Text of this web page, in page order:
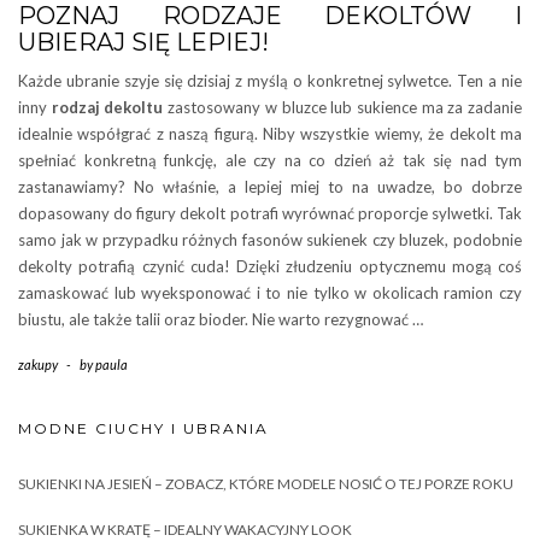
POZNAJ RODZAJE DEKOLTÓW I
UBIERAJ SIĘ LEPIEJ!
Każde ubranie szyje się dzisiaj z myślą o konkretnej sylwetce. Ten a nie
inny rodzaj dekoltu zastosowany w bluzce lub sukience ma za zadanie
idealnie współgrać z naszą figurą. Niby wszystkie wiemy, że dekolt ma
spełniać konkretną funkcję, ale czy na co dzień aż tak się nad tym
zastanawiamy? No właśnie, a lepiej miej to na uwadze, bo dobrze
dopasowany do figury dekolt potrafi wyrównać proporcje sylwetki. Tak
samo jak w przypadku różnych fasonów sukienek czy bluzek, podobnie
dekolty potrafią czynić cuda! Dzięki złudzeniu optycznemu mogą coś
zamaskować lub wyeksponować i to nie tylko w okolicach ramion czy
biustu, ale także talii oraz bioder. Nie warto rezygnować …
zakupy - bypaula
MODNE CIUCHY I UBRANIA
SUKIENKI NA JESIEŃ – ZOBACZ, KTÓRE MODELE NOSIĆ O TEJ PORZE ROKU
SUKIENKA W KRATĘ – IDEALNY WAKACYJNY LOOK